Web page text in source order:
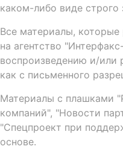
каком-либо виде строго
Все материалы,
на агентство
воспроизведению и/
как с письменного
Материалы с плашками
компаний", "Новости
"Спецпроект при
основе.